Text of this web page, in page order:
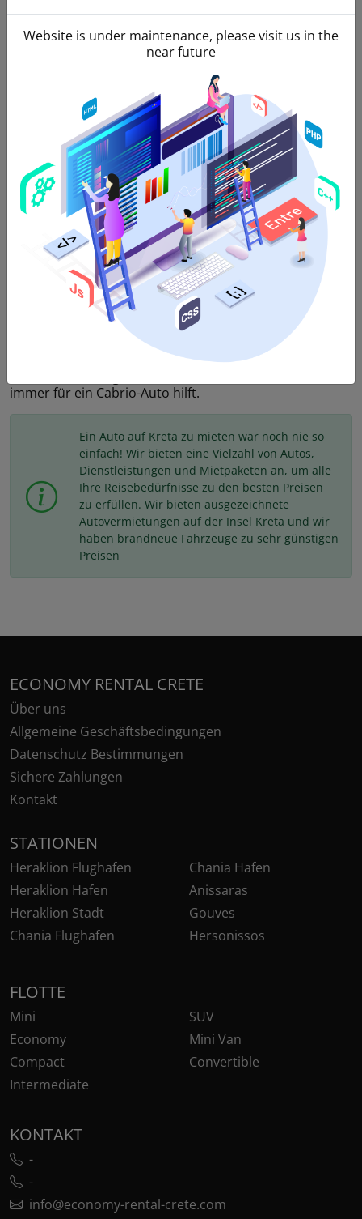
Türen, 4Passagiere,2Koffer,Automatische
Übertragung, Benzin AC, Bluetooth,USB
Wir bieten Fahrzeuge der Cabrio-Kategorie zu
erstaunlichen Preisen in Heraklion Kreta an. Mieten Sie
ein Auto in Heraklion über Economy Rental Kreta und
genießen Sie vollen Service und Ruhe. Die Cabrio-
Kategorie umfasst Autos mit mittelgroßen und großen
Motoren von 1200-1400 ccm und 1600 ccm, die für bis
zu 4 Passagiere und 1-2 Gepäckstücke empfohlen
werden. Dies ist die spaßigste Kategorie und das
immer für ein Cabrio-Auto hilft.
Ein Auto auf Kreta zu mieten war noch nie so
einfach! Wir bieten eine Vielzahl von Autos,
Dienstleistungen und Mietpaketen an, um alle
Ihre Reisebedürfnisse zu den besten Preisen
zu erfüllen. Wir bieten ausgezeichnete
Autovermietungen auf der Insel Kreta und wir
haben brandneue Fahrzeuge zu sehr günstigen
Preisen
ECONOMY RENTAL CRETE
Über uns
Allgemeine Geschäftsbedingungen
Datenschutz Bestimmungen
Sichere Zahlungen
Kontakt
STATIONEN
Heraklion Flughafen
Heraklion Hafen
Heraklion Stadt
Chania Flughafen
Chania Hafen
Anissaras
Gouves
Hersonissos
FLOTTE
Mini
Economy
Compact
Intermediate
SUV
Mini Van
Convertible
KONTAKT
-
-
info@economy-rental-crete.com
Website is under maintenance, please visit us in the
near future